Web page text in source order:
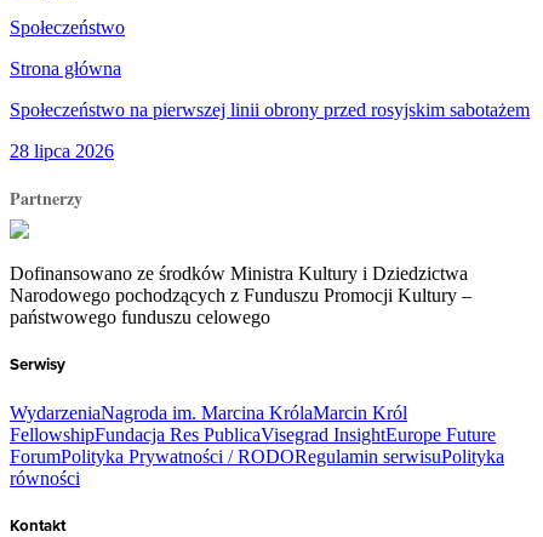
Społeczeństwo
Strona główna
Społeczeństwo na pierwszej linii obrony przed rosyjskim sabotażem
28 lipca 2026
Partnerzy
Dofinansowano ze środków Ministra Kultury i Dziedzictwa
Narodowego pochodzących z Funduszu Promocji Kultury –
państwowego funduszu celowego
Serwisy
WydarzeniaNagroda im. Marcina KrólaMarcin Król
FellowshipFundacja Res PublicaVisegrad InsightEurope Future
ForumPolityka Prywatności / RODORegulamin serwisuPolityka
równości
Kontakt